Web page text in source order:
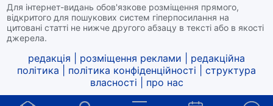
Для інтернет-видань обов'язкове розміщення прямого,
відкритого для пошукових систем гіперпосилання на
цитовані статті не нижче другого абзацу в тексті або в якості
джерела.
редакція розміщення реклами
редакційна
політика
політика конфіденційності
структура
власності
про нас